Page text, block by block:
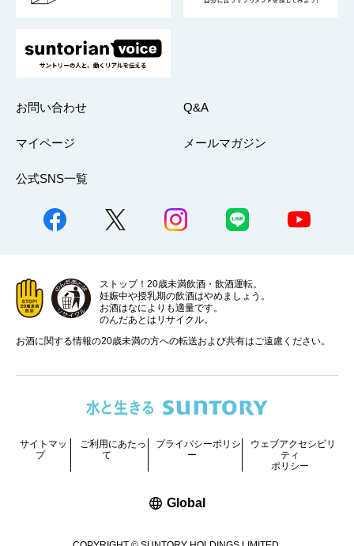
お問い合わせ Q&A
マイページ メールマガジン
公式SNS一覧
ストップ！20歳未満飲酒・飲酒運転。
妊娠中や授乳期の飲酒はやめましょう。
お酒はなによりも適量です。
のんだあとはリサイクル。
お酒に関する情報の20歳未満の方への転送および共有はご遠慮ください。
サイトマッ
プ
ご利用にあたっ
て
プライバシーポリシ
ー
ウェブアクセシビリ
ティ
ポリシー
Global新しいウィンドウで開く